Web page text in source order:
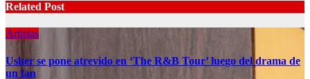
Related Post
Artistas
Usher se pone atrevido en ‘The R&B Tour’ luego del drama de
un fan